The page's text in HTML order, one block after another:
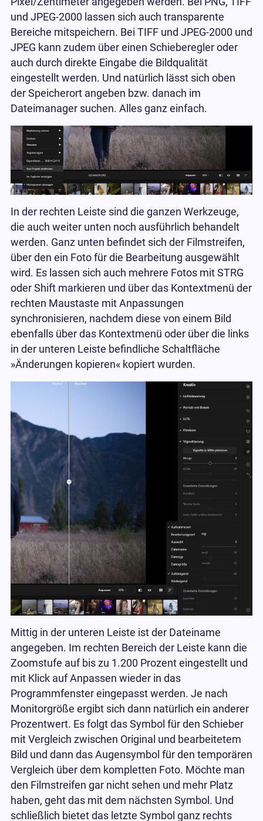
und JPEG-2000 lassen sich auch transparente
Bereiche mitspeichern. Bei TIFF und JPEG-2000 und
JPEG kann zudem über einen Schieberegler oder
auch durch direkte Eingabe die Bildqualität
eingestellt werden. Und natürlich lässt sich oben
der Speicherort angeben bzw. danach im
Dateimanager suchen. Alles ganz einfach.
In der rechten Leiste sind die ganzen Werkzeuge,
die auch weiter unten noch ausführlich behandelt
werden. Ganz unten befindet sich der Filmstreifen,
über den ein Foto für die Bearbeitung ausgewählt
wird. Es lassen sich auch mehrere Fotos mit STRG
oder Shift markieren und über das Kontextmenü der
rechten Maustaste mit Anpassungen
synchronisieren, nachdem diese von einem Bild
ebenfalls über das Kontextmenü oder über die links
in der unteren Leiste befindliche Schaltfläche
»Änderungen kopieren« kopiert wurden.
Mittig in der unteren Leiste ist der Dateiname
angegeben. Im rechten Bereich der Leiste kann die
Zoomstufe auf bis zu 1.200 Prozent eingestellt und
mit Klick auf Anpassen wieder in das
Programmfenster eingepasst werden. Je nach
Monitorgröße ergibt sich dann natürlich ein anderer
Prozentwert. Es folgt das Symbol für den Schieber
mit Vergleich zwischen Original und bearbeitetem
Bild und dann das Augensymbol für den temporären
Vergleich über dem kompletten Foto. Möchte man
den Filmstreifen gar nicht sehen und mehr Platz
haben, geht das mit dem nächsten Symbol. Und
schließlich bietet das letzte Symbol ganz rechts